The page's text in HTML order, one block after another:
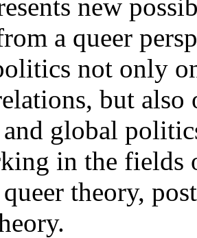
new
a queer
not only
but
and global
in the fields
theory,